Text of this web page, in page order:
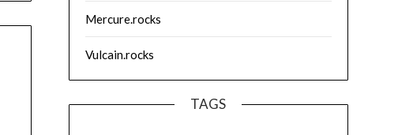
Mercure.rocks
Vulcain.rocks
TAGS